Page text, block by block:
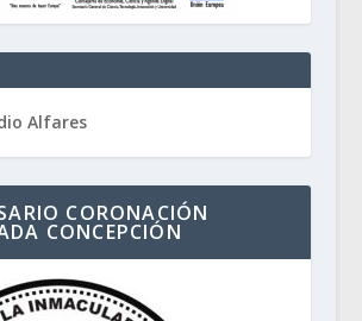
Alfares
CORONACIÓN
CONCEPCIÓN